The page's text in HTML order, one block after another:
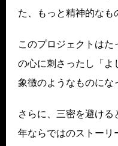
た、もっと精神的なも
このプロジェクトはた
の心に刺さったし「よ
象徴のようなものにな
さらに、三密を避け
年ならではのストーリ